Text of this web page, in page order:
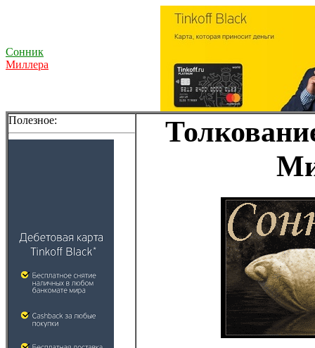
Сонник
Миллера
Полезное: